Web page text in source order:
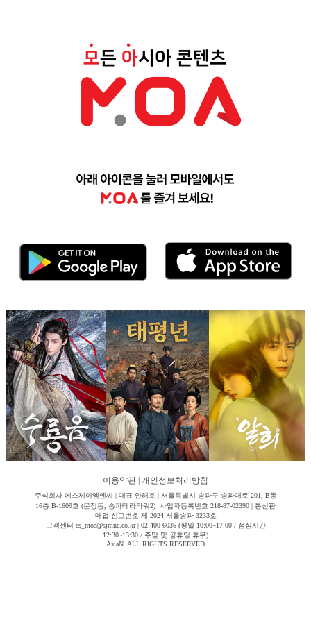
이용약관 개인정보처리방침
주식회사 에스제이엠엔씨 | 대표 안해조 | 서울특별시 송파구 송파대로 201, B동
16층 B-1609호 (문정동, 송파테라타워2) 사업자등록번호 218-87-02390 | 통신판
매업 신고번호 제-2024-서울송파-3233호
고객센터 cs_moa@sjmnc.co.kr | 02-400-6036 (평일 10:00~17:00 / 점심시간
12:30~13:30 / 주말 및 공휴일 휴무)
AsiaN. ALL RIGHTS RESERVED